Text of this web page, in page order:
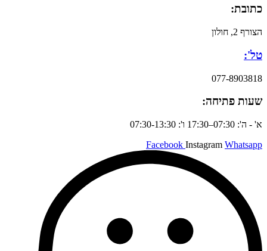
כתובת:
הצורף 2, חולון
טל':
077-8903818
שעות פתיחה:
א' - ה': 07:30–17:30 ו': 07:30-13:30
Facebook Instagram Whatsapp